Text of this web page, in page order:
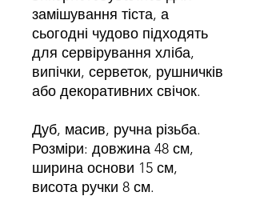
замішування тіста, а
сьогодні чудово підходять
для сервірування хліба,
випічки, серветок, рушничків
або декоративних свічок.
Дуб, масив, ручна різьба.
Розміри: довжина 48 см,
ширина основи 15 см,
висота ручки 8 см.